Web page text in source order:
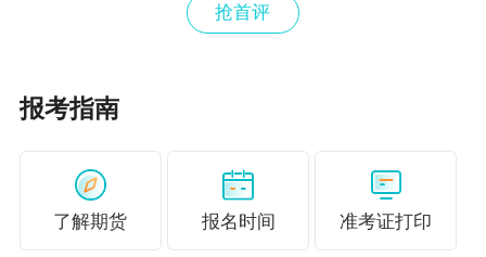
抢首评
报考指南
了解期货 报名时间 准考证打印